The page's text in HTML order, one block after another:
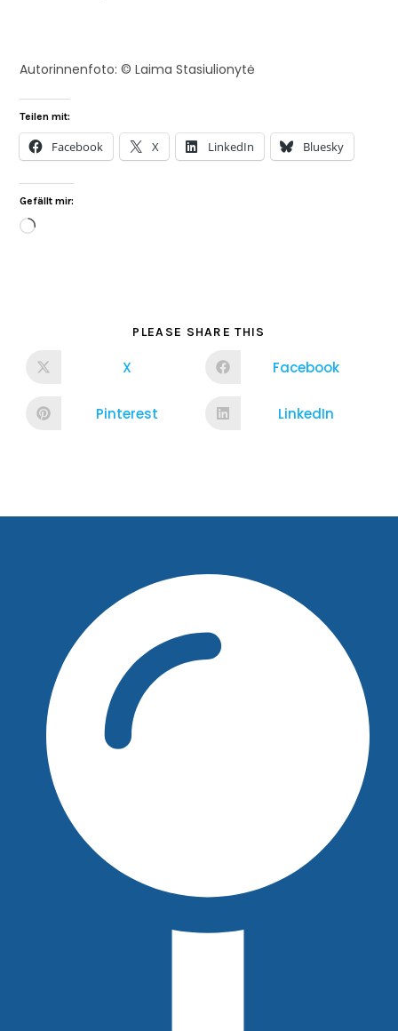
Autorinnenfoto: © Laima Stasiulionytė
Teilen mit:
Facebook X LinkedIn Bluesky
Gefällt mir:
PLEASE SHARE THIS
X Facebook
Pinterest LinkedIn